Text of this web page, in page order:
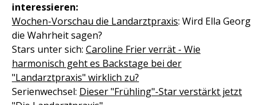
interessieren:
Wochen-Vorschau die Landarztpraxis: Wird Ella Georg
die Wahrheit sagen?
Stars unter sich: Caroline Frier verrät - Wie
harmonisch geht es Backstage bei der
"Landarztpraxis" wirklich zu?
Serienwechsel: Dieser "Frühling"-Star verstärkt jetzt